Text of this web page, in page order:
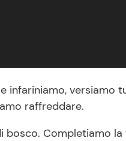
infariniamo, versiamo
raffreddare.
Completiamo